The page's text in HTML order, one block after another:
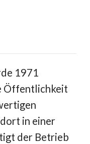
1971
Öffentlichkeit
in einer
der Betrieb